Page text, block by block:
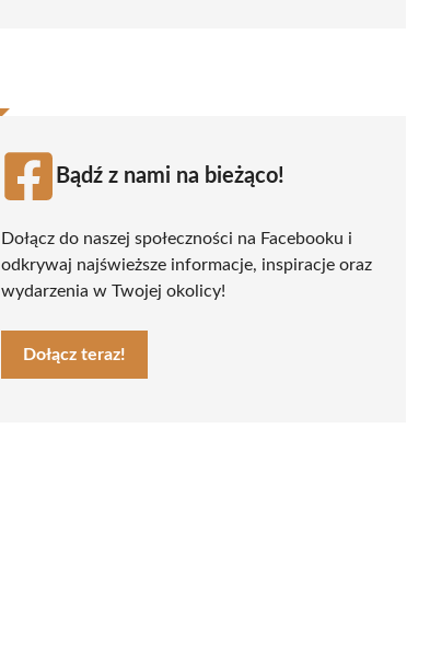
Bądź z nami na bieżąco!
Dołącz do naszej społeczności na Facebooku i
odkrywaj najświeższe informacje, inspiracje oraz
wydarzenia w Twojej okolicy!
Dołącz teraz!